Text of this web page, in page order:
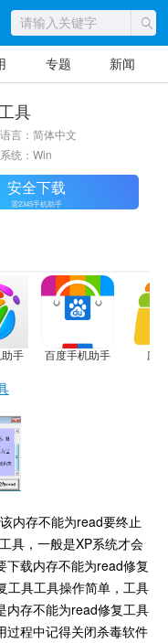
专题 新闻
具
语言：简体中文
系统：Win
安全下载
需2345手机助手
手 百度手机助手 应
内存不能为read要终止
具，一般是XP系统才会
下载内存不能为read修复
工具工具操作简单，工具
内存不能为read修复工具
过程中记得关闭杀毒软件